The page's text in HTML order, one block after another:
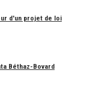
d'un projet de loi
Béthaz-Bovard